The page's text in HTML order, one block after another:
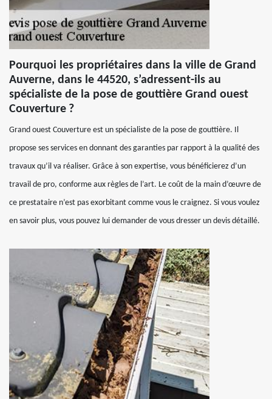
Pourquoi les propriétaires dans la ville de Grand
Auverne, dans le 44520, s’adressent-ils au
spécialiste de la pose de gouttière Grand ouest
Couverture ?
Grand ouest Couverture est un spécialiste de la pose de gouttière. Il
propose ses services en donnant des garanties par rapport à la qualité des
travaux qu’il va réaliser. Grâce à son expertise, vous bénéficierez d’un
travail de pro, conforme aux règles de l’art. Le coût de la main d’œuvre de
ce prestataire n’est pas exorbitant comme vous le craignez. Si vous voulez
en savoir plus, vous pouvez lui demander de vous dresser un devis détaillé.